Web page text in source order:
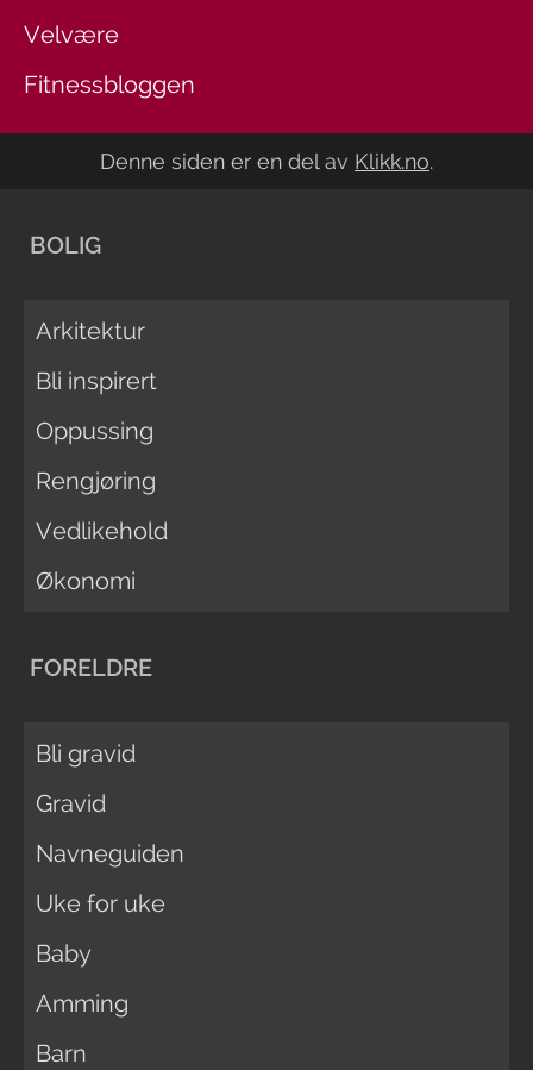
Velvære
Fitnessbloggen
Denne siden er en del av Klikk.no.
BOLIG
Arkitektur
Bli inspirert
Oppussing
Rengjøring
Vedlikehold
Økonomi
FORELDRE
Bli gravid
Gravid
Navneguiden
Uke for uke
Baby
Amming
Barn